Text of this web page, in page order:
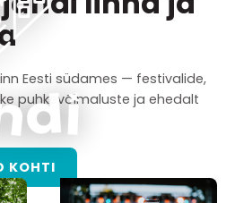
Eesti südames — festivalide,
puhkevõimaluste ja ehedalt
KOHTI